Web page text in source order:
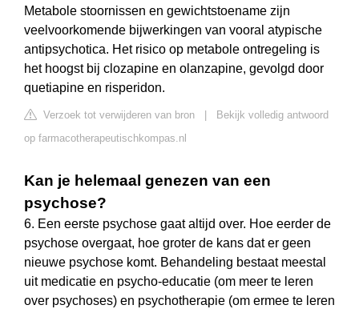
Metabole stoornissen en gewichtstoename zijn
veelvoorkomende bijwerkingen van vooral atypische
antipsychotica. Het risico op metabole ontregeling is
het hoogst bij clozapine en olanzapine, gevolgd door
quetiapine en risperidon.
Verzoek tot verwijderen van bron
Bekijk volledig antwoord
op farmacotherapeutischkompas.nl
Kan je helemaal genezen van een
psychose?
6. Een eerste psychose gaat altijd over. Hoe eerder de
psychose overgaat, hoe groter de kans dat er geen
nieuwe psychose komt. Behandeling bestaat meestal
uit medicatie en psycho-educatie (om meer te leren
over psychoses) en psychotherapie (om ermee te leren